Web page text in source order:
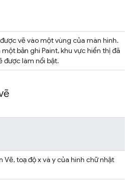
vẽ vào một vùng của màn hình.
bản ghi Paint, khu vực hiển thị đã
được làm nổi bật.
Vẽ, toạ độ x và y của hình chữ nhật